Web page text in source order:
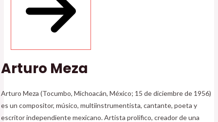
Arturo Meza
Arturo Meza (Tocumbo, Michoacán, México; 15 de diciembre de 1956)
es un compositor, músico, multiinstrumentista, cantante, poeta y
escritor independiente mexicano. Artista prolífico, creador de una